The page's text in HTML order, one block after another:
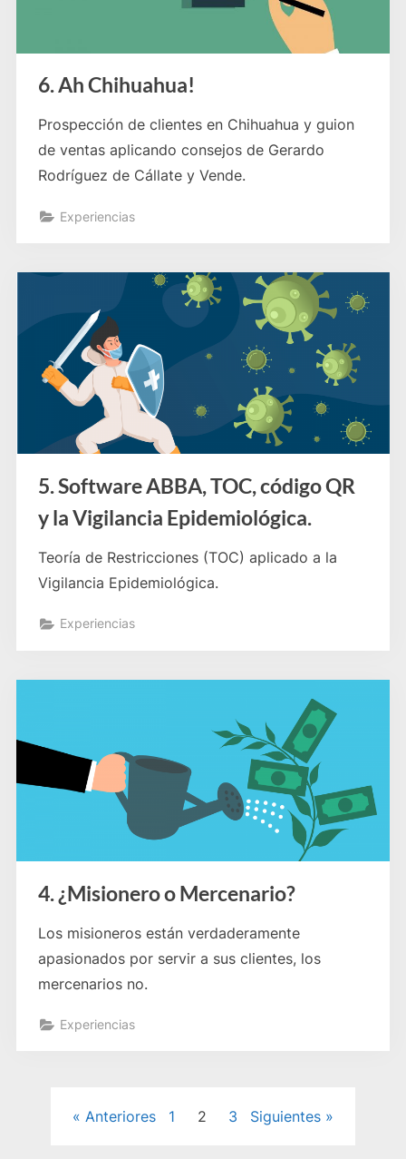
6. Ah Chihuahua!
Prospección de clientes en Chihuahua y guion
de ventas aplicando consejos de Gerardo
Rodríguez de Cállate y Vende.
Experiencias
5. Software ABBA, TOC, código QR
y la Vigilancia Epidemiológica.
Teoría de Restricciones (TOC) aplicado a la
Vigilancia Epidemiológica.
Experiencias
4. ¿Misionero o Mercenario?
Los misioneros están verdaderamente
apasionados por servir a sus clientes, los
mercenarios no.
Experiencias
Anteriores 1 2 3 Siguientes